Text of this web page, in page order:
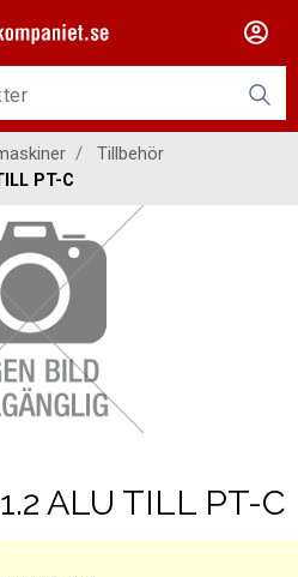
Tillbehör
PT-C
ALU TILL PT-C